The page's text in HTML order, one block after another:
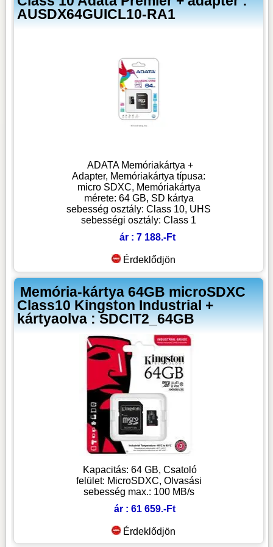
AUSDX64GUICL10-RA1
ADATA Memóriakártya +
Adapter, Memóriakártya típusa:
micro SDXC, Memóriakártya
mérete: 64 GB, SD kártya
sebesség osztály: Class 10, UHS
sebességi osztály: Class 1
ár : 7 188.-Ft
Érdeklődjön
Memória-kártya 64GB microSDXC
Class10 Kingston Industrial +
kártyaolva : SDCIT2_64GB
Kapacitás: 64 GB, Csatoló
felület: MicroSDXC, Olvasási
sebesség max.: 100 MB/s
ár : 61 659.-Ft
Érdeklődjön